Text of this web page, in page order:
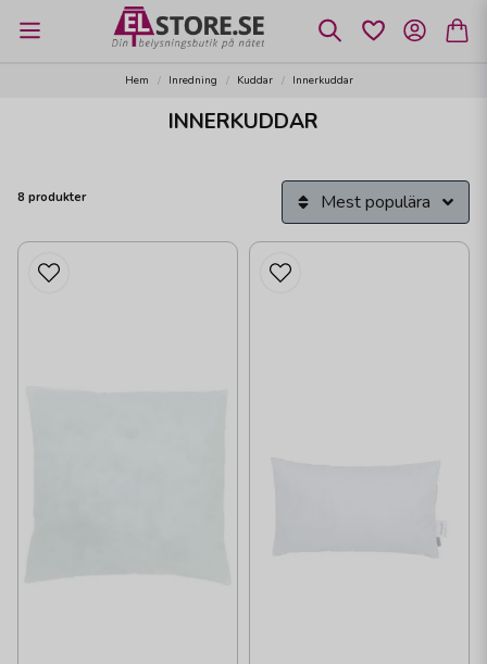
Hem Inredning Kuddar Innerkuddar
INNERKUDDAR
8 produkter Mest populära